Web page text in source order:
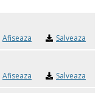
Afiseaza Salveaza
Afiseaza Salveaza